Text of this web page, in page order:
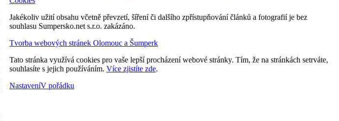
Jakékoliv užití obsahu včetně převzetí, šíření či dalšího zpřístupňování článků a fotografií je bez
souhlasu Sumpersko.net s.r.o. zakázáno.
Tvorba webových stránek Olomouc a Šumperk
Tato stránka využívá cookies pro vaše lepší procházení webové stránky. Tím, že na stránkách setrváte,
souhlasíte s jejich používáním. Více zjistíte zde.
NastaveníV pořádku